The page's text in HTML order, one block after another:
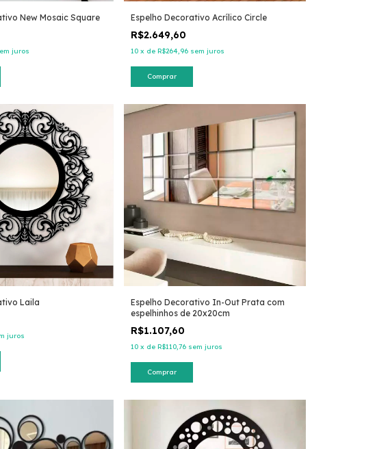
New Mosaic Square
juros
Espelho Decorativo Acrílico Circle
R$2.649,60
10 x de R$264,96 sem juros
Comprar
Laila
juros
Espelho Decorativo In-Out Prata com
espelhinhos de 20x20cm
R$1.107,60
10 x de R$110,76 sem juros
Comprar